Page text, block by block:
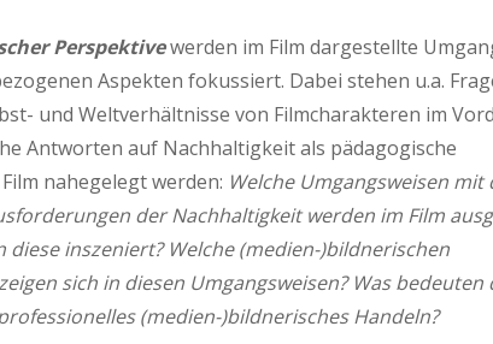
Perspektivewerden im Film dargestellte
Aspekten fokussiert. Dabei stehen u.a.
und Weltverhältnisse von Filmcharakteren im
Antworten auf Nachhaltigkeit als pädagogische
nahegelegt werden: Welche Umgangsweisen mit
der Nachhaltigkeit werden im Film
diese inszeniert? Welche (medien-)bildnerischen
sich in diesen Umgangsweisen? Was bedeuten
(medien-)bildnerisches Handeln?